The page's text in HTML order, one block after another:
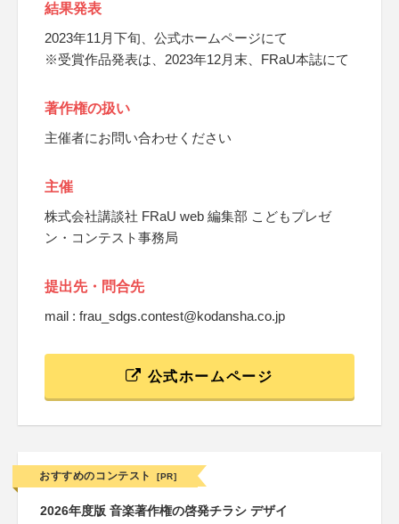
結果発表
2023年11月下旬、公式ホームページにて
※受賞作品発表は、2023年12月末、FRaU本誌にて
著作権の扱い
主催者にお問い合わせください
主催
株式会社講談社 FRaU web 編集部 こどもプレゼ
ン・コンテスト事務局
提出先・問合先
mail : frau_sdgs.contest@kodansha.co.jp
公式ホームページ
おすすめのコンテスト [PR]
2026年度版 音楽著作権の啓発チラシ デザイ